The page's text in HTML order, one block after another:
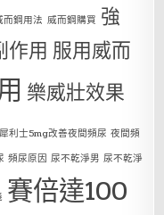
而鋼用法 威而鋼購買 強
作用 服用威而
樂威壯效果
犀利士5mg改善夜間頻尿 夜間頻
頻尿原因 尿不乾淨男 尿不乾淨
賽倍達100